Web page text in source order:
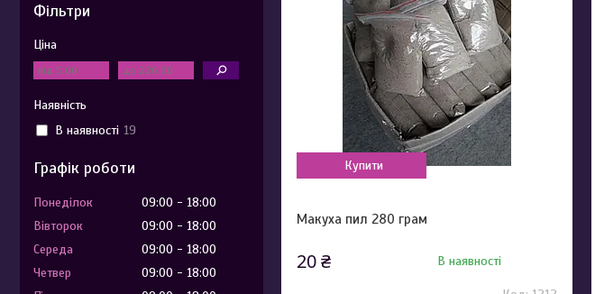
Купити
Макуха пил 280 грам
20 ₴ В наявності
Фільтри
Ціна
Наявність
В наявності 19
Графік роботи
Понеділок 09:00
18:00
Вівторок
09:00
18:00
Середа
09:00
18:00
Четвер
09:00
18:00